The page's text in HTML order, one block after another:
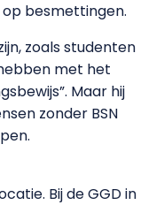
besmettingen.
zoals studenten
met het
Maar hij
zonder BSN
Bij de GGD in